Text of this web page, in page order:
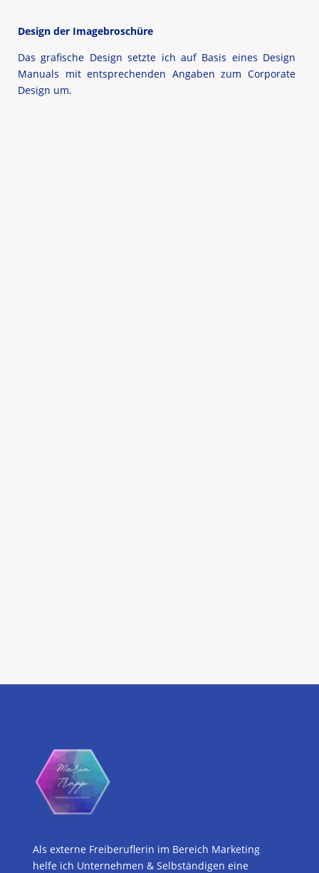
Design der Imagebroschüre
Das grafische Design setzte ich auf Basis eines Design
Manuals mit entsprechenden Angaben zum Corporate
Design um.
Als externe Freiberuflerin im Bereich Marketing
helfe ich Unternehmen & Selbständigen eine